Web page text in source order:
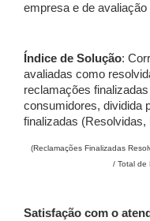
empresa e de
Índice de Solução:
avaliadas como
reclamações
consumidores, dividida
finalizadas
(Reclamações Finalizadas
/ Total de
Satisfação com o